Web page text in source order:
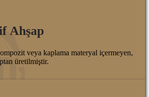
Ahşap
veya kaplama materyal içermeyen,
üretilmiştir.